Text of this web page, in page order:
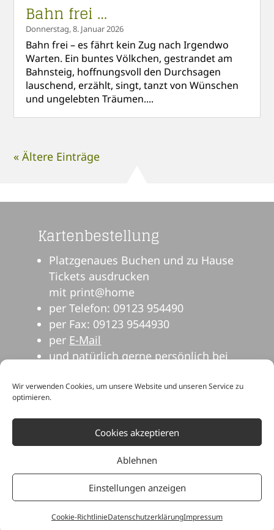
Wir verwenden Cookies, um unsere Website und unseren Service zu
optimieren.
Cookies akzeptieren
Ablehnen
Einstellungen anzeigen
Cookie-RichtlinieDatenschutzerklärungImpressum
Bahn frei …
Donnerstag, 8. Januar 2026
Bahn frei – es fährt kein Zug nach Irgendwo
Warten. Ein buntes Völkchen, gestrandet am
Bahnsteig, hoffnungsvoll den Durchsagen
lauschend, erzählt, singt, tanzt von Wünschen
und ungelebten Träumen....
« Ältere Einträge
Kartenbestellung
Platzgenaues Buchen und zu Hause
Tickets ausdrucken
mit print@home
per Telefon: 09123 954490
per Fax: 09123 9544930
per E-Mail
und natürlich gerne persönlich bei
© Dehnberger Hof Theater | Dehnberg 14